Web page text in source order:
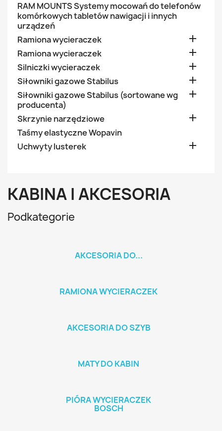
RAM MOUNTS Systemy mocowań do telefonów
komórkowych tabletów nawigacji i innych
urządzeń
Ramiona wycieraczek

Ramiona wycieraczek 
Silniczki wycieraczek 
Siłowniki gazowe Stabilus 
Siłowniki gazowe Stabilus (sortowane wg
producenta)

Skrzynie narzędziowe 
Taśmy elastyczne Wopavin
Uchwyty lusterek

KABINA I AKCESORIA
Podkategorie
AKCESORIA DO...
RAMIONA WYCIERACZEK
AKCESORIA DO SZYB
MATY DO KABIN
PIÓRA WYCIERACZEK
BOSCH